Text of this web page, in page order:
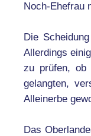
Noch-Ehefrau
Die
Allerdings
zu prüfen, ob
gelangten,
Alleinerbe
Das